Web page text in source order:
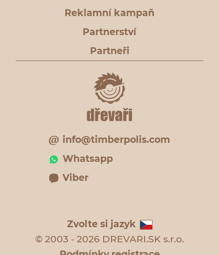
Reklamní kampaň
Partnerství
Partneři
info@timberpolis.com
Whatsapp
Viber
Zvolte si jazyk
© 2003 - 2026 DREVARI.SK s.r.o.